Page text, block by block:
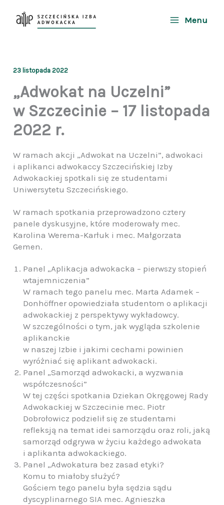
Menu
23 listopada 2022
„Adwokat na Uczelni”
w Szczecinie – 17 listopada
2022 r.
W ramach akcji „Adwokat na Uczelni”, adwokaci
i aplikanci adwokaccy Szczecińskiej Izby
Adwokackiej spotkali się ze studentami
Uniwersytetu Szczecińskiego.
W ramach spotkania przeprowadzono cztery
panele dyskusyjne, które moderowały mec.
Karolina Werema-Karłuk i mec. Małgorzata
Gemen.
Panel „Aplikacja adwokacka – pierwszy stopień
wtajemniczenia”
W ramach tego panelu mec. Marta Adamek –
Donhöffner opowiedziała studentom o aplikacji
adwokackiej z perspektywy wykładowcy.
W szczególności o tym, jak wygląda szkolenie
aplikanckie
w naszej Izbie i jakimi cechami powinien
wyróżniać się aplikant adwokacki.
Panel „Samorząd adwokacki, a wyzwania
współczesności”
W tej części spotkania Dziekan Okręgowej Rady
Adwokackiej w Szczecinie mec. Piotr
Dobrołowicz podzielił się ze studentami
refleksją na temat idei samorządu oraz roli, jaką
samorząd odgrywa w życiu każdego adwokata
i aplikanta adwokackiego.
Panel „Adwokatura bez zasad etyki?
Komu to miałoby służyć?
Gościem tego panelu była sędzia sądu
dyscyplinarnego SIA mec. Agnieszka